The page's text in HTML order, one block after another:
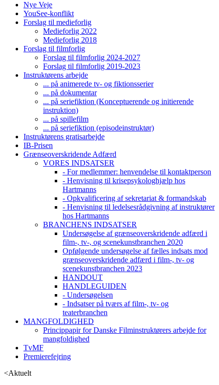
Nye Veje
YouSee-konflikt
Forslag til medieforlig
Medieforlig 2022
Medieforlig 2018
Forslag til filmforlig
Forslag til filmforlig 2024-2027
Forslag til filmforlig 2019-2023
Instruktørens arbejde
... på animerede tv- og fiktionsserier
... på dokumentar
... på seriefiktion (Konceptuerende og initierende
instruktion)
... på spillefilm
... på seriefiktion (episodeinstruktør)
Instruktørens gratisarbejde
IB-Prisen
Grænseoverskridende Adfærd
VORES INDSATSER
- For medlemmer: henvendelse til kontaktperson
- Henvisning til krisepsykologhjælp hos
Hartmanns
- Opkvalificering af sekretariat & formandskab
- Henvisning til ledelsesrådgivning af instruktører
hos Hartmanns
BRANCHENS INDSATSER
Undersøgelse af grænseoverskridende adfærd i
film-, tv-, og scenekunstbranchen 2020
Opfølgende undersøgelse af fælles indsats mod
grænseoverskridende adfærd i film-, tv- og
scenekunstbranchen 2023
HANDOUT
HANDLEGUIDEN
- Undersøgelsen
- Indsatser på tværs af film-, tv- og
teaterbranchen
MANGFOLDIGHED
Princippapir for Danske Filminstruktørers arbejde for
mangfoldighed
TvMF
Premierefejring
<Aktuelt